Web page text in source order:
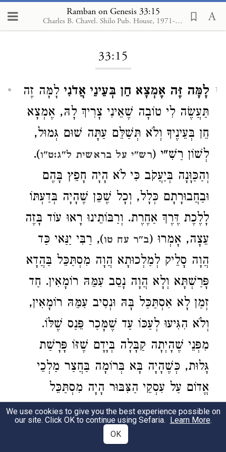
Ramban on Genesis 33:15
Charles B. Chavel. Shilo Pub. House, 1971-1976
Loading...
33:15
1 לָמָּה זֶּה אֶמְצָא חֵן בְּעֵינֵי אֲדֹנִי לָמָּה זֶה
תַּעֲשֶׂה לִי טוֹבָה שֶׁאֵינִי צָרִיךְ לָהּ, אֶמְצָא
חֵן בְּעֵינֶיךָ וְלֹא תְּשַׁלֵּם עַתָּה שׁוּם גְּמוּל,
לְשׁוֹן רַשִׁ"י (רש"י על בראשית ל"ג:ט"ו).
וְהַכַּוָּנָה בְּיַעֲקֹב כִּי לֹא הָיָה חָפֵץ בָּהֶם
וּבַחֲבוּרָתָם כְּלָל, וְכָל שֶׁכֵּן שֶׁהָיָה בְּדַעְתּוֹ
לָלֶכֶת דֶּרֶךְ אַחֶרֶת. וְרַבּוֹתֵינוּ רָאוּ עוֹד בָּזֶה
עֵצָה, אָמְרוּ (ב"ר עח טו), רַבִּי יַנַּאי כַּד
הֲוָה סָלֵיק לְמַלְכוּתָא הֲוָה מִסְתַּכֵּל בַּהֲדָא
פָּרַשְׁתָּא וְלָא הֲוָה נָסֵב עִמֵּהּ רוֹמָאִין. חַד
זְמַן לָא אִסְתַּכַּל בָּהּ וּנְסִיב עִמֵּהּ רוֹמָאִין,
וְלֹא הִגִּיעוּ לְעַכּוֹ עַד שֶׁמָּכַר פֵּנַס שֶׁלּוֹ.
מִפְּנֵי שֶׁהָיְתָה קַבָּלָה בְּיָדָם שֶׁזּוֹ פָּרָשַׁת
גָּלוּת, כְּשֶׁהָיָה בָּא בְּרוֹמָה בַּחֲצַר מַלְכֵי
אֱדוֹם עַל עִסְקֵי הַצִּבּוּר הָיָה מִסְתַּכֵּל
בְּפָרָשָׁה זוֹ לָלֶכֶת אַחֲרֵי עֲצַת הַזָּקֵן הֶחָכָם,
כִּי מִמֶּנּוּ יִרְאוּ הַדּוֹרוֹת וְכֵן יַעֲשׂוּ, וְלֹא הָיָה
We use cookies to give you the best experience possible on
our site. Click OK to continue using Sefaria. Learn More.
OK